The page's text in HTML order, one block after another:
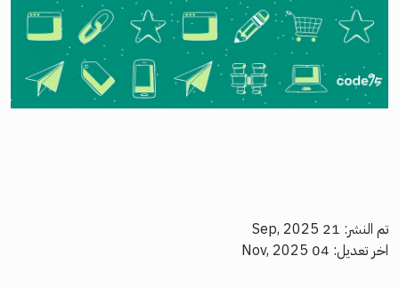
تم النشر: 21 Sep, 2025
اخر تعديل: 04 Nov, 2025